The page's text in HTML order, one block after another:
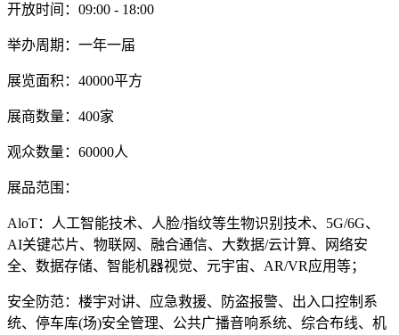
开放时间：09:00 - 18:00
举办周期：一年一届
展览面积：40000平方
展商数量：400家
观众数量：60000人
展品范围：
AloT：人工智能技术、人脸/指纹等生物识别技术、5G/6G、
AI关键芯片、物联网、融合通信、大数据/云计算、网络安
全、数据存储、智能机器视觉、元宇宙、AR/VR应用等；
安全防范：楼宇对讲、应急救援、防盗报警、出入口控制系
统、停车库(场)安全管理、公共广播音响系统、综合布线、机